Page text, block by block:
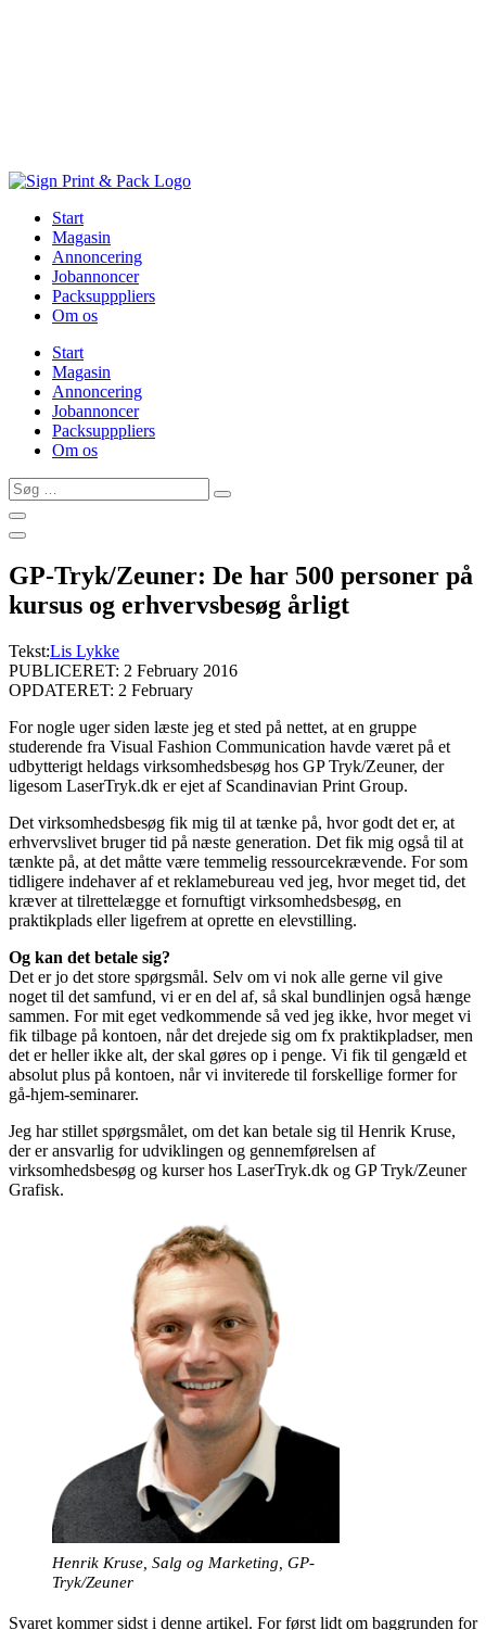
Start
Magasin
Annoncering
Jobannoncer
Packsupppliers
Om os
Start
Magasin
Annoncering
Jobannoncer
Packsupppliers
Om os
Søg
…
GP-Tryk/Zeuner: De har 500 personer på
kursus og erhvervsbesøg årligt
Tekst:Lis Lykke
PUBLICERET: 2 February 2016
OPDATERET: 2 February
For nogle uger siden læste jeg et sted på nettet, at en gruppe
studerende fra Visual Fashion Communication havde været på et
udbytterigt heldags virksomhedsbesøg hos GP Tryk/Zeuner, der
ligesom LaserTryk.dk er ejet af Scandinavian Print Group.
Det virksomhedsbesøg fik mig til at tænke på, hvor godt det er, at
erhvervslivet bruger tid på næste generation. Det fik mig også til at
tænkte på, at det måtte være temmelig ressourcekrævende. For som
tidligere indehaver af et reklamebureau ved jeg, hvor meget tid, det
kræver at tilrettelægge et fornuftigt virksomhedsbesøg, en
praktikplads eller ligefrem at oprette en elevstilling.
Og kan det betale sig?
Det er jo det store spørgsmål. Selv om vi nok alle gerne vil give
noget til det samfund, vi er en del af, så skal bundlinjen også hænge
sammen. For mit eget vedkommende så ved jeg ikke, hvor meget vi
fik tilbage på kontoen, når det drejede sig om fx praktikpladser, men
det er heller ikke alt, der skal gøres op i penge. Vi fik til gengæld et
absolut plus på kontoen, når vi inviterede til forskellige former for
gå-hjem-seminarer.
Jeg har stillet spørgsmålet, om det kan betale sig til Henrik Kruse,
der er ansvarlig for udviklingen og gennemførelsen af
virksomhedsbesøg og kurser hos LaserTryk.dk og GP Tryk/Zeuner
Grafisk.
Henrik Kruse, Salg og Marketing, GP-
Tryk/Zeuner
Svaret kommer sidst i denne artikel. For først lidt om baggrunden for